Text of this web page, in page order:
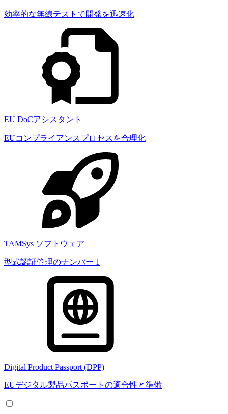
効率的な無線テストで開発を迅速化
EU DoCアシスタント
EUコンプライアンスプロセスを合理化
TAMSys ソフトウェア
型式認証管理のナンバー 1
Digital Product Passport (DPP)
EUデジタル製品パスポートの適合性と準備